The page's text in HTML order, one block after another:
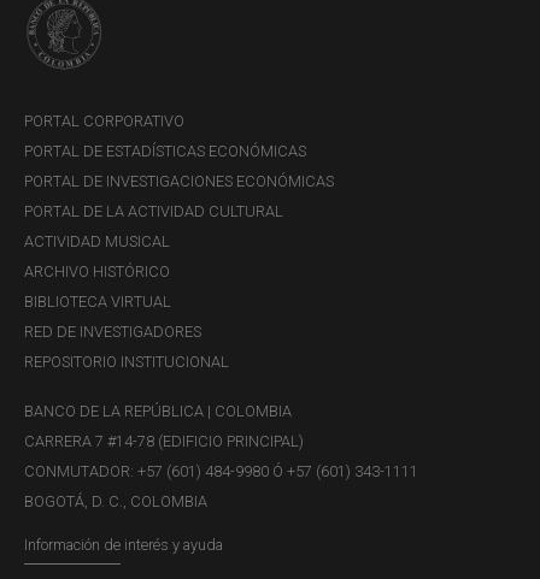
PORTAL CORPORATIVO
PORTAL DE ESTADÍSTICAS ECONÓMICAS
PORTAL DE INVESTIGACIONES ECONÓMICAS
PORTAL DE LA ACTIVIDAD CULTURAL
ACTIVIDAD MUSICAL
ARCHIVO HISTÓRICO
BIBLIOTECA VIRTUAL
RED DE INVESTIGADORES
REPOSITORIO INSTITUCIONAL
BANCO DE LA REPÚBLICA | COLOMBIA
CARRERA 7 #14-78 (EDIFICIO PRINCIPAL)
CONMUTADOR: +57 (601) 484-9980 Ó +57 (601) 343-1111
BOGOTÁ, D. C., COLOMBIA
Información de interés y ayuda